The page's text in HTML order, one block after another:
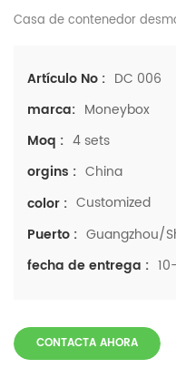
Casa de contenedor
Artículo No : DC 006
marca: Moneybox
Moq : 4 sets
orgins : China
color : Customized
Puerto : Guangzhou/
fecha de entrega :
CONTACTA AHORA